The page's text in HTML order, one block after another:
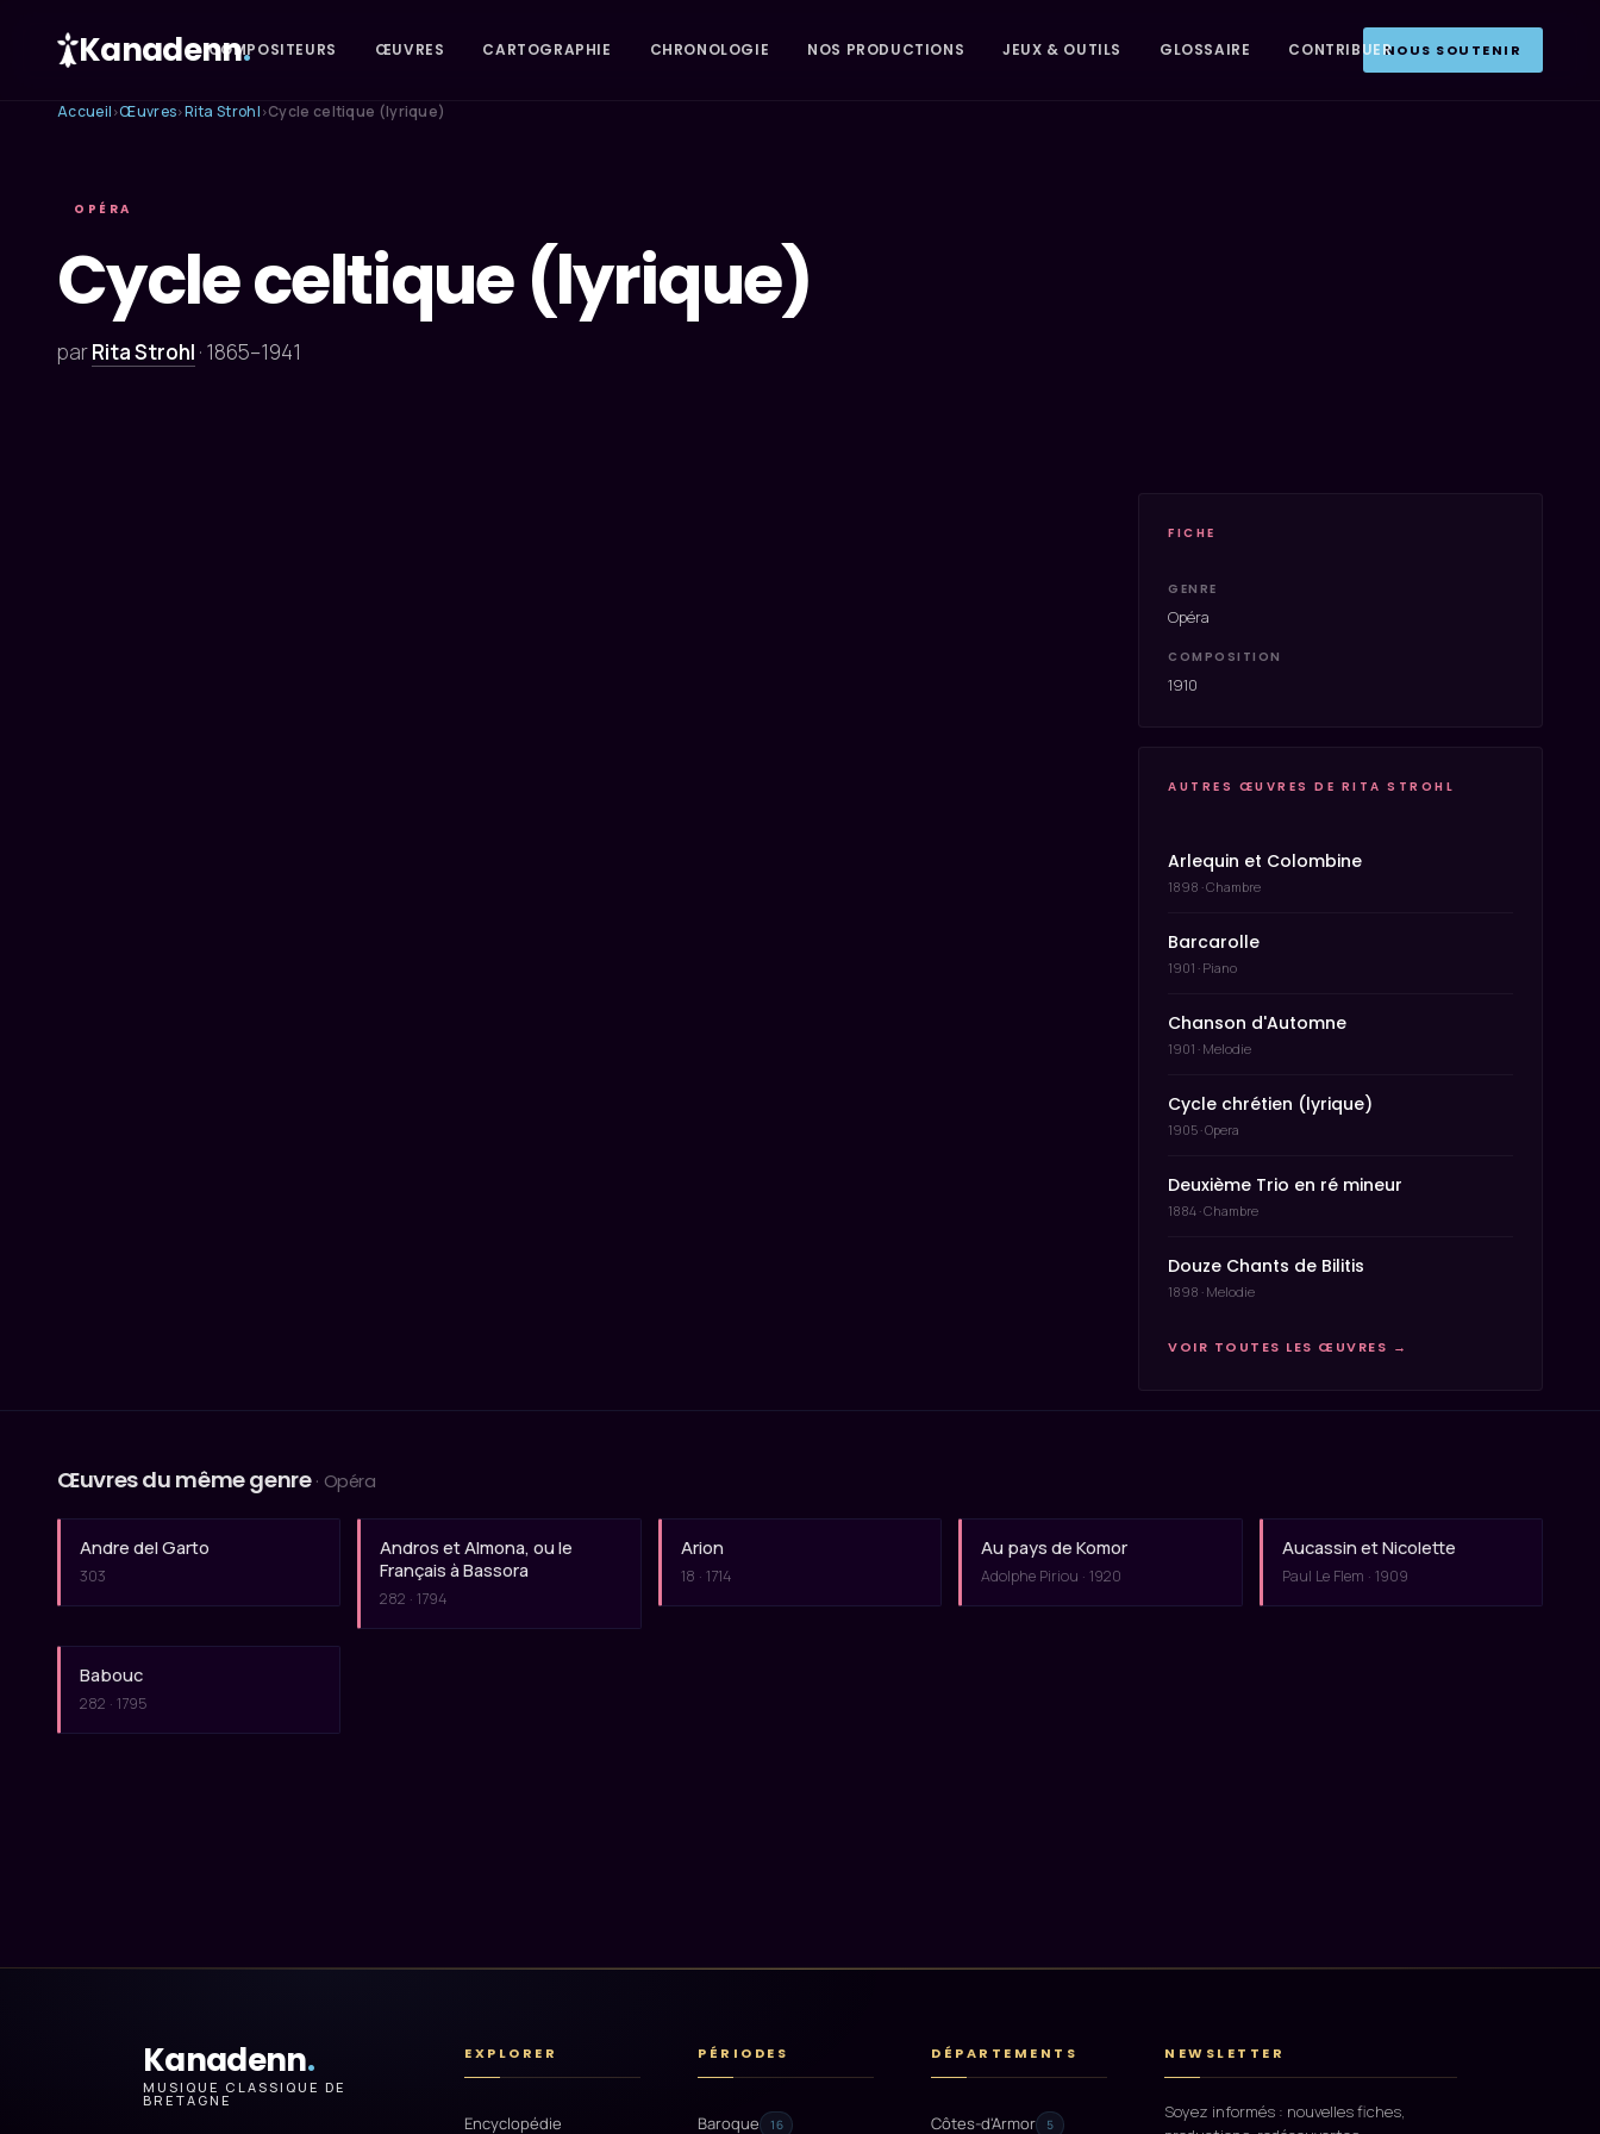
Kanadenn.
COMPOSITEURS ŒUVRES CARTOGRAPHIE CHRONOLOGIE NOS PRODUCTIONS JEUX & OUTILS GLOSSAIRE CONTRIBUERNOUS SOUTENIR
Accueil ›Œuvres›Rita Strohl ›Cycle celtique (lyrique)
OPÉRA
Cycle celtique (lyrique)
parRita Strohl · 1865–1941
FICHE
GENRE
Opéra
COMPOSITION
1910
AUTRES ŒUVRES DE RITA STROHL
Arlequin et Colombine
1898 · Chambre
Barcarolle
1901 · Piano
Chanson d'Automne
1901 · Melodie
Cycle chrétien (lyrique)
1905 · Opera
Deuxième Trio en ré mineur
1884 · Chambre
Douze Chants de Bilitis
1898 · Melodie
VOIR TOUTES LES ŒUVRES →
Œuvres du même genre · Opéra
Andre del Garto
303
Andros et Almona, ou le
Français à Bassora
282 · 1794
Arion
18 · 1714
Au pays de Komor
Adolphe Piriou · 1920
Aucassin et Nicolette
Paul Le Flem · 1909
Babouc
282 · 1795
Kanadenn.
MUSIQUE CLASSIQUE DE
BRETAGNE
EXPLORER
Encyclopédie
PÉRIODES
Baroque 16
DÉPARTEMENTS
Côtes-d'Armor 5
NEWSLETTER
Soyez informés : nouvelles fiches,